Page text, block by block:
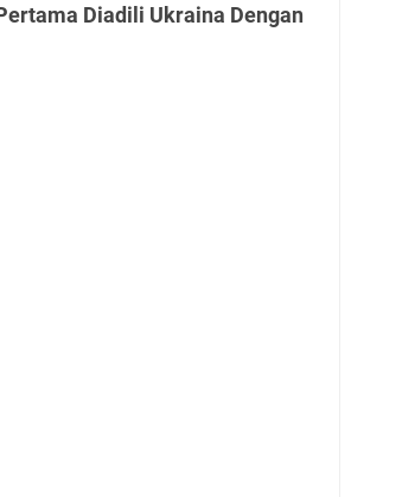
Diadili Ukraina Dengan